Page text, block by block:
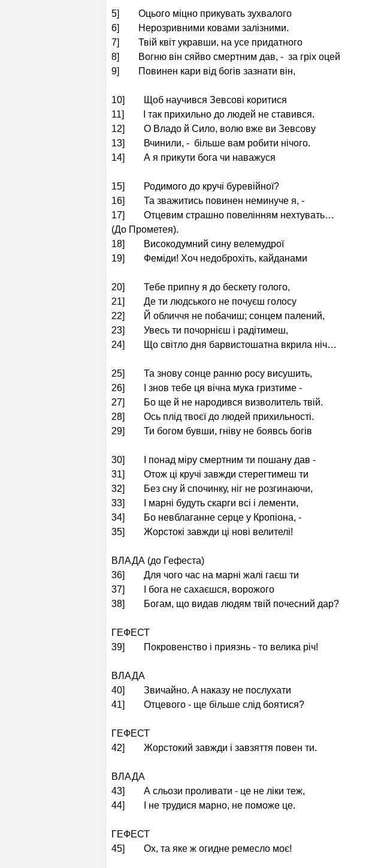
5] Оцього міцно прикувать зухвалого
6] Нерозривними ковами залізними.
7] Твій квіт укравши, на усе придатного
8] Вогню він сяйво смертним дав, - за гріх оцей
9] Повинен кари від богів зазнати він,
10] Щоб научився Зевсові коритися
11] І так прихильно до людей не ставився.
12] О Владо й Сило, волю вже ви Зевсову
13] Вчинили, - більше вам робити нічого.
14] А я прикути бога чи наважуся
15] Родимого до кручі буревійної?
16] Та зважитись повинен неминуче я, -
17] Отцевим страшно повелінням нехтувать…
(До Прометея).
18] Високодумний сину велемудрої
19] Феміди! Хоч недоброхіть, кайданами
20] Тебе припну я до бескету голого,
21] Де ти людського не почуєш голосу
22] Й обличчя не побачиш; сонцем палений,
23] Увесь ти почорнієш і радітимеш,
24] Що світло дня барвистошатна вкрила ніч…
25] Та знову сонце ранню росу висушить,
26] І знов тебе ця вічна мука гризтиме -
27] Бо ще й не народився визволитель твій.
28] Ось плід твоєї до людей прихильності.
29] Ти богом бувши, гніву не боявсь богів
30] І понад міру смертним ти пошану дав -
31] Отож ці кручі завжди стерегтимеш ти
32] Без сну й спочинку, ніг не розгинаючи,
33] І марні будуть скарги всі і лементи,
34] Бо невблаганне серце у Кропіона, -
35] Жорстокі завжди ці нові велителі!
ВЛАДА (до Гефеста)
36] Для чого час на марні жалі гаєш ти
37] І бога не сахаєшся, ворожого
38] Богам, що видав людям твій почесний дар?
ГЕФЕСТ
39] Покровенство і приязнь - то велика річ!
ВЛАДА
40] Звичайно. А наказу не послухати
41] Отцевого - ще більше слід боятися?
ГЕФЕСТ
42] Жорстокий завжди і завзяття повен ти.
ВЛАДА
43] А сльози проливати - це не ліки теж,
44] І не трудися марно, не поможе це.
ГЕФЕСТ
45] Ох, та яке ж огидне ремесло моє!